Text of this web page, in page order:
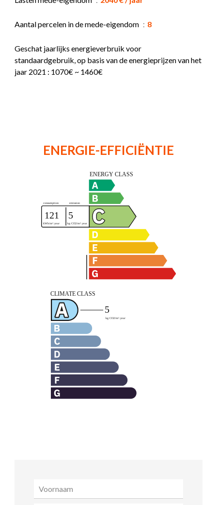
Aantal percelen in de mede-eigendom 8
Geschat jaarlijks energieverbruik voor
standaardgebruik, op basis van de energieprijzen van het
jaar 2021 : 1070€ ~ 1460€
ENERGIE-EFFICIËNTIE